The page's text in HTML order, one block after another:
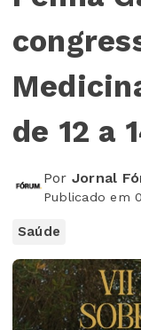
de 12 a
Por Jornal
Publicado em
Saúde